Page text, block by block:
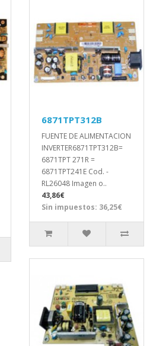
6871TPT312B
FUENTE DE ALIMENTACION
INVERTER6871TPT312B=
6871TPT 271R =
6871TPT241E Cod. -
RL26048 Imagen o..
43,86€
Sin impuestos: 36,25€